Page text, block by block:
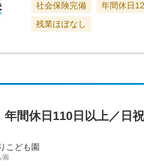
社会保険完備 年間休日
残業ほぼなし
年間休日110日以上／
こども園